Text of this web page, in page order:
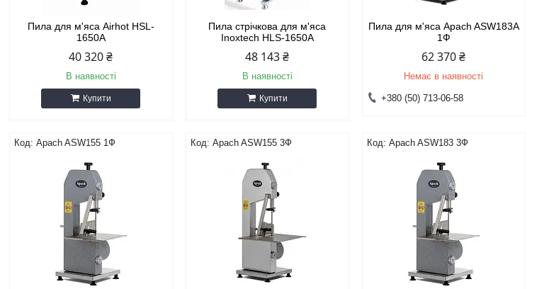
Пила для м'яса Airhot HSL-
1650A
40 320 ₴
В наявності
Купити
Пила стрічкова для м'яса
Inoxtech HLS-1650A
48 143 ₴
В наявності
Купити
Пила для м'яса Apach ASW183А
1Ф
62 370 ₴
Немає в наявності
+380 (50) 713-06-58
Apach ASW155 1Ф Apach ASW155 3Ф Apach ASW183 3Ф